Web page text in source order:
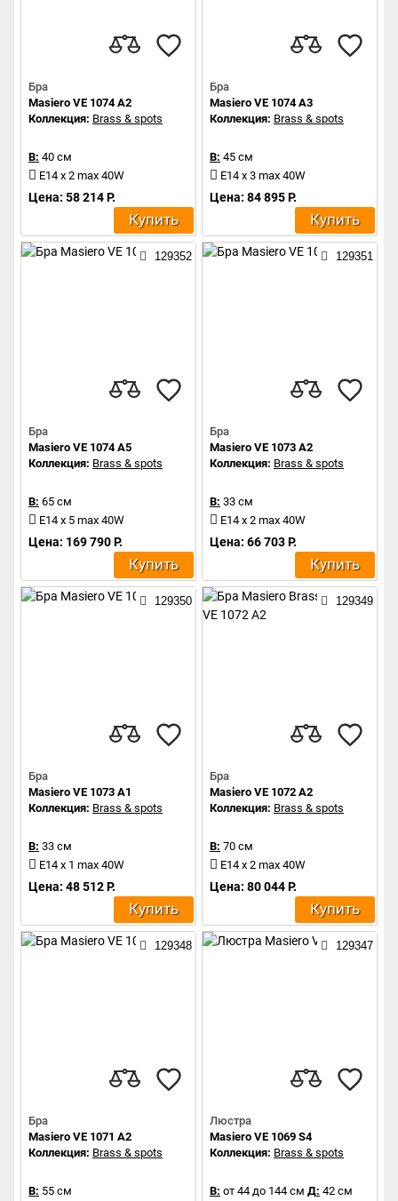
Бра
Masiero VE 1074 A2
Коллекция: Brass & spots
В: 40 см
E14 x 2 max 40W
Цена: 58 214 Р.
Купить
Бра
Masiero VE 1074 A3
Коллекция: Brass & spots
В: 45 см
E14 x 3 max 40W
Цена: 84 895 Р.
Купить
129352
Бра
Masiero VE 1074 A5
Коллекция: Brass & spots
В: 65 см
E14 x 5 max 40W
Цена: 169 790 Р.
Купить
129351
Бра
Masiero VE 1073 A2
Коллекция: Brass & spots
В: 33 см
E14 x 2 max 40W
Цена: 66 703 Р.
Купить
129350
Бра
Masiero VE 1073 A1
Коллекция: Brass & spots
В: 33 см
E14 x 1 max 40W
Цена: 48 512 Р.
Купить
129349
Бра
Masiero VE 1072 A2
Коллекция: Brass & spots
В: 70 см
E14 x 2 max 40W
Цена: 80 044 Р.
Купить
129348
Бра
Masiero VE 1071 A2
Коллекция: Brass & spots
В: 55 см
129347
Люстра
Masiero VE 1069 S4
Коллекция: Brass & spots
В: от 44 до 144 см Д: 42 см